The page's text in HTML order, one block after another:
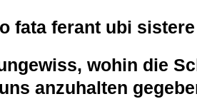
fata ferant ubi
wohin die
anzuhalten